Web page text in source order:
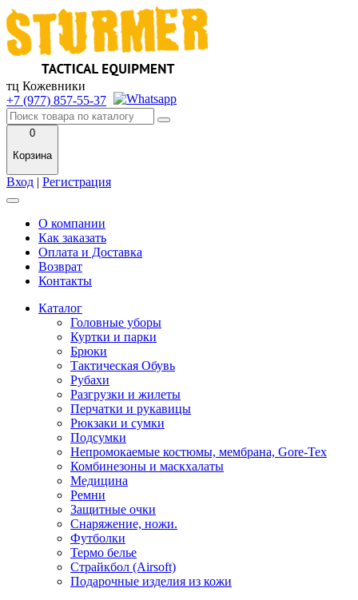
тц Кожевники
+7 (977) 857-55-37
0
Корзина
Вход | Регистрация
О компании
Как заказать
Оплата и Доставка
Возврат
Контакты
Каталог
Головные уборы
Куртки и парки
Брюки
Тактическая Обувь
Рубахи
Разгрузки и жилеты
Перчатки и рукавицы
Рюкзаки и сумки
Подсумки
Непромокаемые костюмы, мембрана, Gore-Tex
Комбинезоны и маскхалаты
Медицина
Ремни
Защитные очки
Снаряжение, ножи.
Футболки
Термо белье
Страйкбол (Airsoft)
Подарочные изделия из кожи